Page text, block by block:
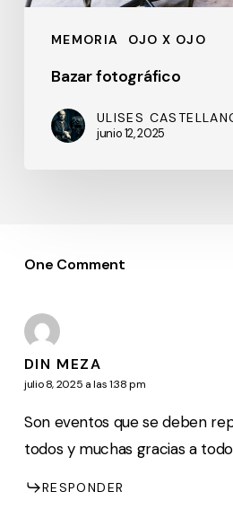
MEMORIA OJO X OJO
Bazar fotográfico
ULISES
junio 12, 2025
One Comment
DIN MEZA
julio 8, 2025 a las 1:38 pm
Son eventos que se deben
todos y muchas gracias a
RESPONDER